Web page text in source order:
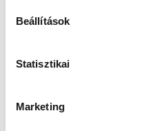
Beállítások
Statisztikai
Marketing